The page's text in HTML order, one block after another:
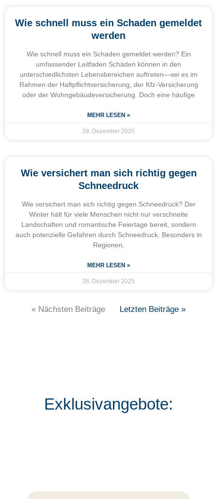
Wie schnell muss ein Schaden gemeldet
werden
Wie schnell muss ein Schaden gemeldet werden? Ein
umfassender Leitfaden Schäden können in den
unterschiedlichsten Lebensbereichen auftreten—sei es im
Rahmen der Haftpflichtversicherung, der Kfz-Versicherung
oder der Wohngebäudeversicherung. Doch eine häufige
MEHR LESEN »
28. Dezember 2025
Wie versichert man sich richtig gegen
Schneedruck
Wie versichert man sich richtig gegen Schneedruck? Der
Winter hält für viele Menschen nicht nur verschneite
Landschaften und romantische Feiertage bereit, sondern
auch potenzielle Gefahren durch Schneedruck. Besonders in
Regionen,
MEHR LESEN »
28. Dezember 2025
« Nächsten Beiträge Letzten Beiträge »
Exklusivangebote: